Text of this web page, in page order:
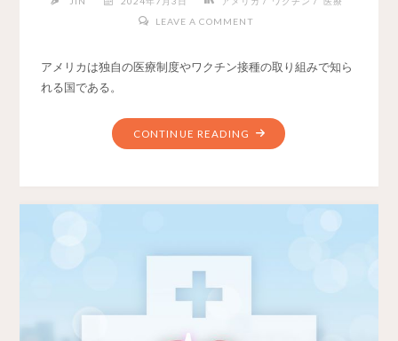
LEAVE A COMMENT
アメリカは独自の医療制度やワクチン接種の取り組みで知ら
れる国である。
CONTINUE READING